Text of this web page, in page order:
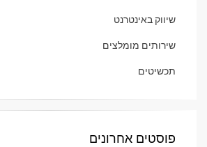
שיווק באינטרנט
שירותים מומלצים
תכשיטים
פוסטים אחרונים